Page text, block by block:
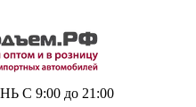
9:00 до 21:00